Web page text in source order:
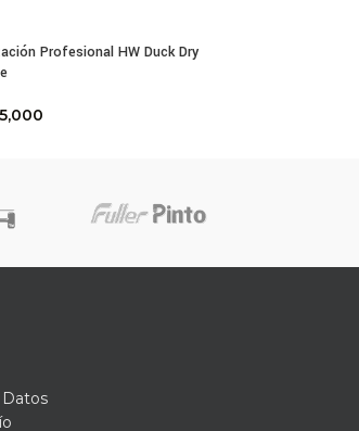
Profesional HW Duck Dry